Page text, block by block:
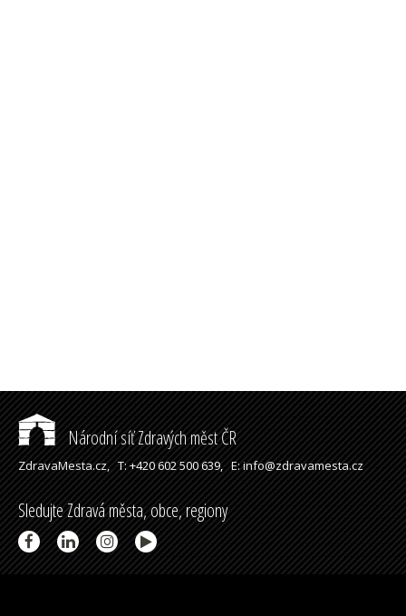
Národní síť Zdravých měst ČR
ZdravaMesta.cz,T: +420 602 500 639,E: info@zdravamesta.cz
Sledujte Zdravá města, obce, regiony